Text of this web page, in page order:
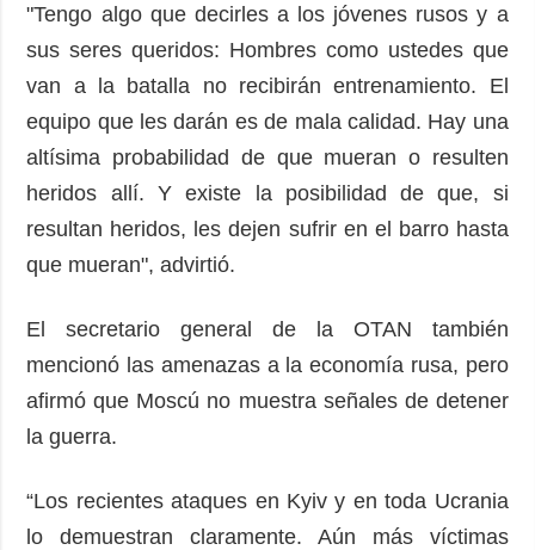
"Tengo algo que decirles a los jóvenes rusos y a
sus seres queridos: Hombres como ustedes que
van a la batalla no recibirán entrenamiento. El
equipo que les darán es de mala calidad. Hay una
altísima probabilidad de que mueran o resulten
heridos allí. Y existe la posibilidad de que, si
resultan heridos, les dejen sufrir en el barro hasta
que mueran", advirtió.
El secretario general de la OTAN también
mencionó las amenazas a la economía rusa, pero
afirmó que Moscú no muestra señales de detener
la guerra.
“Los recientes ataques en Kyiv y en toda Ucrania
lo demuestran claramente. Aún más víctimas